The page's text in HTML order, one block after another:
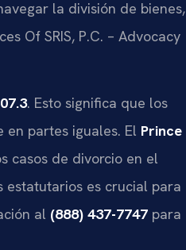
la división de bienes,
Of SRIS, P.C. – Advocacy
. Esto significa que los
partes iguales. El Prince
casos de divorcio en el
estatutarios es crucial para
al (888) 437-7747 para